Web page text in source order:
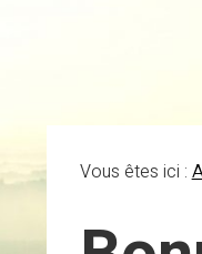
Vous êtes ici :